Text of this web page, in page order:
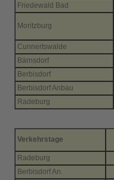
Friedewald Bad
Moritzburg
Cunnertswalde
Bärnsdorf
Berbisdorf
Berbisdorf Anbau
Radeburg
Verkehrstage
Radeburg
Berbisdorf An.